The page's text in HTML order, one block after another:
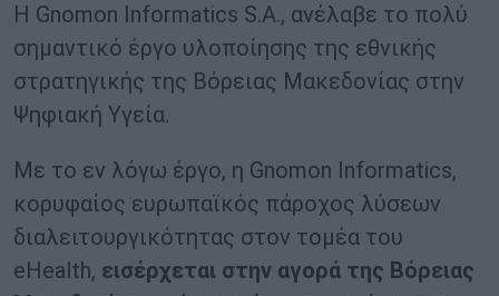
Η Gnomon Informatics S.A., ανέλαβε το πολύ
σημαντικό έργο υλοποίησης της εθνικής
στρατηγικής της Βόρειας Μακεδονίας στην
Ψηφιακή Υγεία.
Με το εν λόγω έργο, η Gnomon Informatics,
κορυφαίος ευρωπαϊκός πάροχος λύσεων
διαλειτουργικότητας στον τομέα του
eHealth, εισέρχεται στην αγορά της Βόρειας